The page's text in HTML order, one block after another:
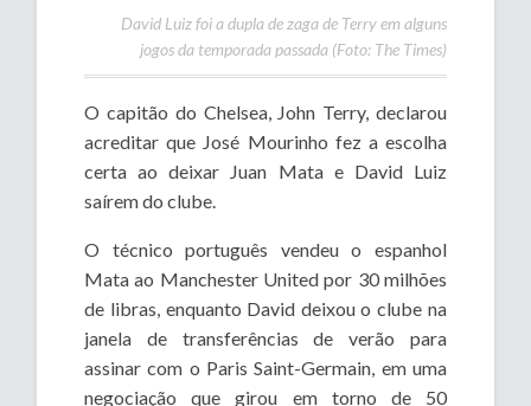
David Luiz foi a dupla de zaga de Terry em alguns
jogos da temporada passada (Foto: The Times)
O capitão do Chelsea, John Terry, declarou
acreditar que José Mourinho fez a escolha
certa ao deixar Juan Mata e David Luiz
saírem do clube.
O técnico português vendeu o espanhol
Mata ao Manchester United por 30 milhões
de libras, enquanto David deixou o clube na
janela de transferências de verão para
assinar com o Paris Saint-Germain, em uma
negociação que girou em torno de 50